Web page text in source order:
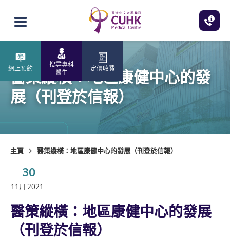
打開選單
網上預約
搜尋專科
醫生
定價收費
醫策縱橫：地區康健中心的發
展（刊登於信報）
主頁 醫策縱橫：地區康健中心的發展（刊登於信報）
30
11月 2021
醫策縱橫：地區康健中心的發展
（刊登於信報）